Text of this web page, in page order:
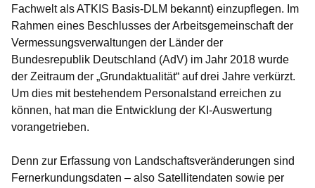
Fachwelt als ATKIS Basis-DLM bekannt) einzupflegen. Im
Rahmen eines Beschlusses der Arbeitsgemeinschaft der
Vermessungsverwaltungen der Länder der
Bundesrepublik Deutschland (AdV) im Jahr 2018 wurde
der Zeitraum der „Grundaktualität“ auf drei Jahre verkürzt.
Um dies mit bestehendem Personalstand erreichen zu
können, hat man die Entwicklung der KI-Auswertung
vorangetrieben.
Denn zur Erfassung von Landschaftsveränderungen sind
Fernerkundungsdaten – also Satellitendaten sowie per